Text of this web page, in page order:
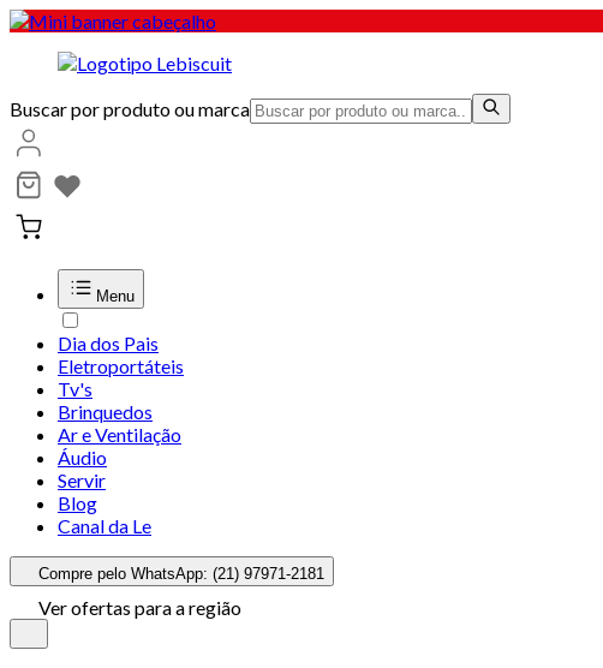
Buscar por produto ou marca
Menu
Dia dos Pais
Eletroportáteis
Tv's
Brinquedos
Ar e Ventilação
Áudio
Servir
Blog
Canal da Le
Compre pelo WhatsApp: (21) 97971-2181
Ver ofertas para a região